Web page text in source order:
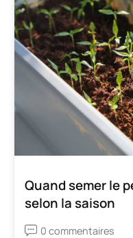
Quand semer le
selon la saison
0 commentaires